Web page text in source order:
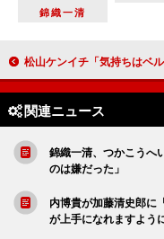
錦織一清
松山ケンイチ「気持ちはベルリンに」 内野聖陽「『ケンイチくんはいないの？』って聞
関連ニュース
錦織一清、つかこうへ
のは嫌だった」
内博貴が加藤清史郎
が上手になれますよう